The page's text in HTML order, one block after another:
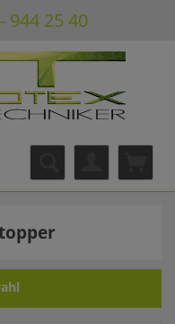
944 25 40